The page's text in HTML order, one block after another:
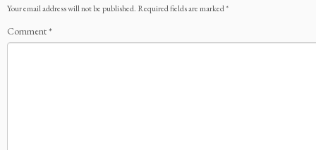
Your email address will not be published. Required fields are marked*
Comment*